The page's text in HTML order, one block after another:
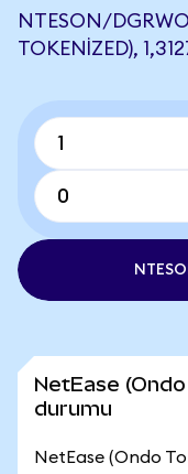
NTESON/
TOKENIZED),
NetEase
durumu
NetEase (Ondo